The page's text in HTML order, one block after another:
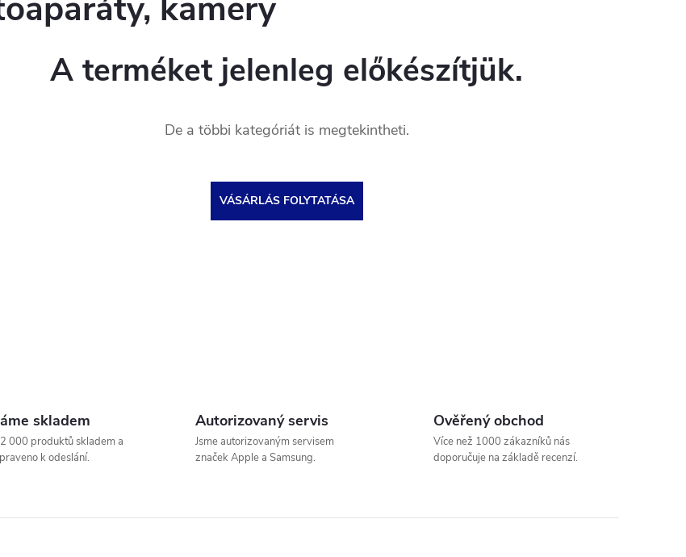
A terméket jelenleg előkészítjük.
De a többi kategóriát is megtekintheti.
VÁSÁRLÁS FOLYTATÁSA
skladem
000 produktů skladem a
k odeslání.
Autorizovaný servis
Jsme autorizovaným servisem
značek Apple a Samsung.
Ověřený obchod
Více než 1000 zákazníků nás
doporučuje na základě recenzí.